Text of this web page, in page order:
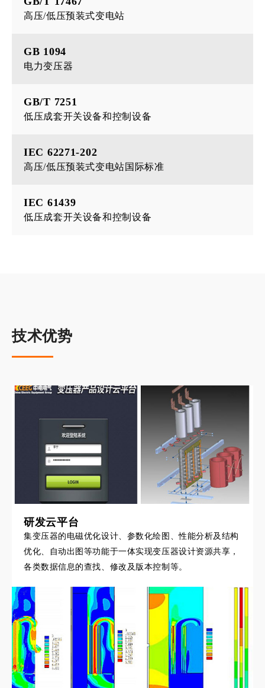
高压/低压预装式变电站
GB 1094
电力变压器
GB/T 7251
低压成套开关设备和控制设备
IEC 62271-202
高压/低压预装式变电站国际标准
IEC 61439
低压成套开关设备和控制设备
技术优势
研发云平台
集变压器的电磁优化设计、参数化绘图、性能分析及结构
优化、自动出图等功能于一体实现变压器设计资源共享，
各类数据信息的查找、修改及版本控制等。